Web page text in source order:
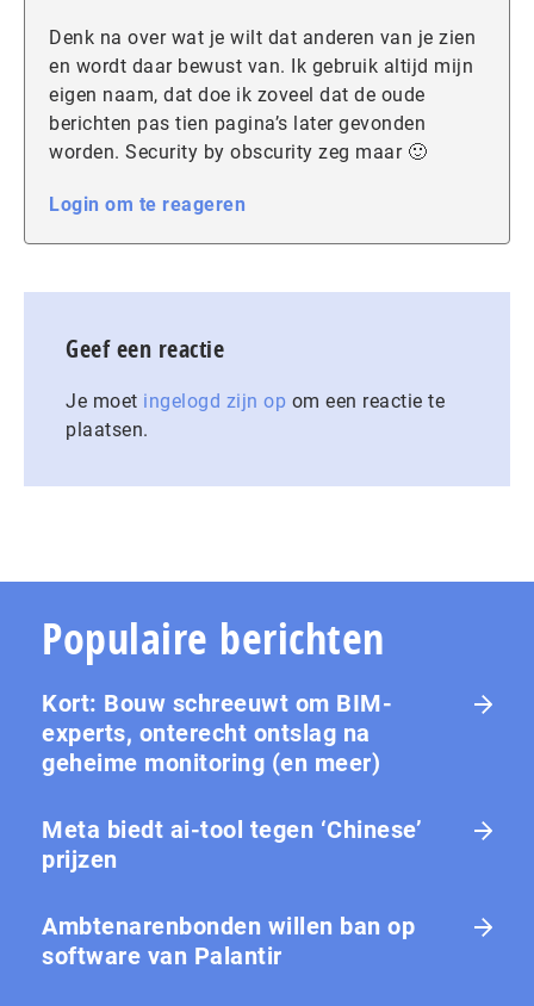
Denk na over wat je wilt dat anderen van je zien
en wordt daar bewust van. Ik gebruik altijd mijn
eigen naam, dat doe ik zoveel dat de oude
berichten pas tien pagina’s later gevonden
worden. Security by obscurity zeg maar 🙂
Login om te reageren
Geef een reactie
Je moet ingelogd zijn op om een reactie te
plaatsen.
Populaire berichten
Kort: Bouw schreeuwt om BIM-
experts, onterecht ontslag na
geheime monitoring (en meer)
Meta biedt ai-tool tegen ‘Chinese’
prijzen
Ambtenarenbonden willen ban op
software van Palantir